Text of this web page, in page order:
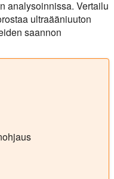
analysoinnissa. Vertailu
ultraääniuuton
saannon